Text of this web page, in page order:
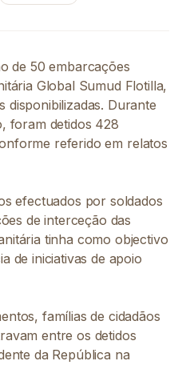
de 50 embarcações
Global Sumud Flotilla,
Durante
foram detidos 428
referido em relatos
efectuados por soldados
de interceção das
tinha como objectivo
de iniciativas de apoio
famílias de cidadãos
entre os detidos
da República na